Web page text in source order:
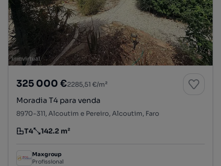
325 000 €2285,51 €/m²
Moradia T4 para venda
8970-311, Alcoutim e Pereiro, Alcoutim, Faro
Tipologia
T4
Preço por metro quadrado
142.2 m²
Maxgroup
Profissional